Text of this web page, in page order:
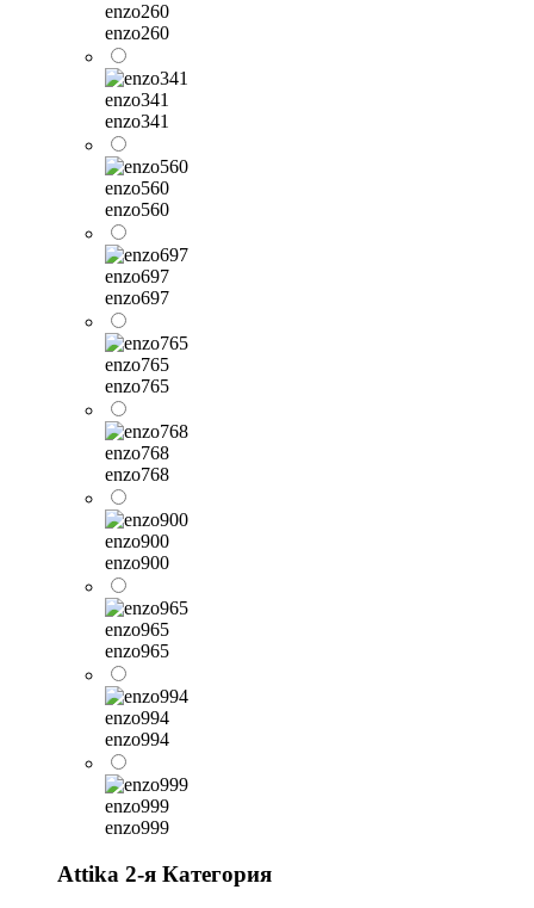
enzo260
enzo260
enzo341
enzo341
enzo560
enzo560
enzo697
enzo697
enzo765
enzo765
enzo768
enzo768
enzo900
enzo900
enzo965
enzo965
enzo994
enzo994
enzo999
enzo999
Attika 2-я Категория